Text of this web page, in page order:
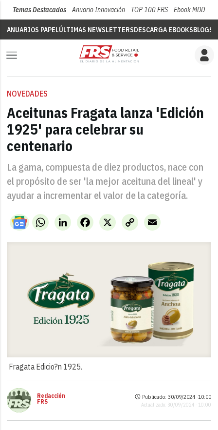
Temas Destacados Anuario Innovación TOP 100 FRS Ebook MDD
ANUARIOS PAPELÚLTIMAS NEWSLETTERSDESCARGA EBOOKSBLOGS
NOVEDADES
Aceitunas Fragata lanza 'Edición
1925' para celebrar su
centenario
La gama, compuesta de diez productos, nace con
el propósito de ser 'la mejor aceituna del lineal' y
ayudar a incrementar el valor de la categoría.
WhatsAppLinkedIn X
Facebook
Copy
Link
Email
Fragata Edicio?n 1925.
Redacción
FRS
Publicado: 30/09/2024 ·10:00
Actualizado: 30/09/2024 · 10:00